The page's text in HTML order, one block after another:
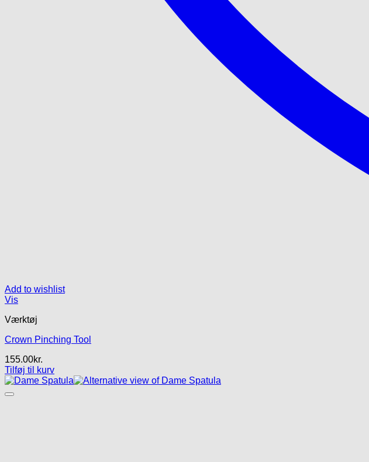
Add to wishlist
Vis
Værktøj
Crown Pinching Tool
155.00kr.
Tilføj til kurv